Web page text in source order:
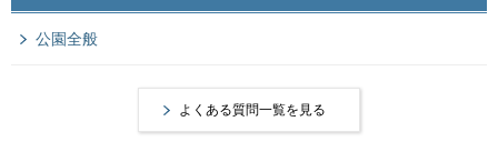
公園全般
よくある質問一覧を見る